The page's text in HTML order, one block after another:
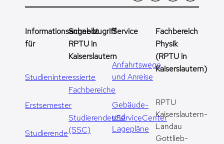
Informationsangebot
für
Studieninteressierte
Erstsemester
Studierende
Schnellzugriff
RPTU in
Kaiserslautern
Fachbereiche
StudierendenServiceCenter
(SSC)
Service
Anfahrtswege
und Anreise
Gebäude-
und
Lagepläne
Fachbereich
Physik
(RPTU in
Kaiserslautern)
RPTU
Kaiserslautern-
Landau
Gottlieb-